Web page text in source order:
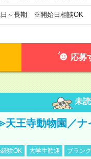
日～長期 ※開始日相談OK
応募
未読
王寺動物園／ナ
験OK 大学生歓迎 ブラン